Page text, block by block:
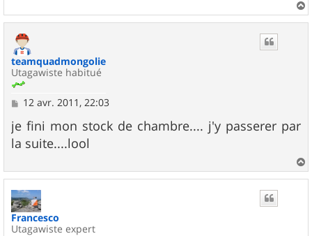
a
teamquadmongolie
Utagawiste habitué
M
s
s
a
12 avr. 2011, 22:03
je fini mon stock de chambre.... j'y passerer par
la suite....lool
a
u
Francesco
Utagawiste expert